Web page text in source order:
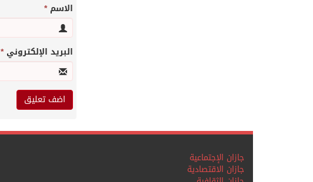
الاسم*
البريد الإلكتروني*
جازان الإجتماعية
جازان الاقتصادية